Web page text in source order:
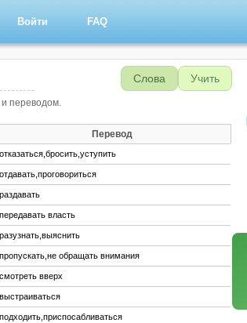
Войти FAQ
Слова Учить
и переводом.
Перевод
отказаться,бросить,уступить
отдавать,проговориться
раздавать
передавать власть
разузнать,выяснить
пропускать,не обращать внимания
смотреть вверх
выстраиваться
подходить,приспосабливаться